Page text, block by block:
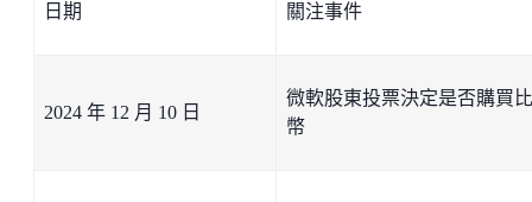
日期 關注事件
2024 年 12 月 10 日
微軟股東投票決定是否購買
幣